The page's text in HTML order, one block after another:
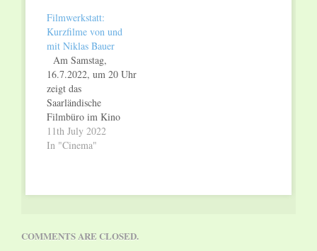
Filmwerkstatt:
Kurzfilme von und
mit Niklas Bauer
Am Samstag,
16.7.2022, um 20 Uhr
zeigt das
Saarländische
Filmbüro im Kino
achteinhalb in
Saarbrücken
Publikum anwesend
sein. Moderation:
11th July 2022
In "Cinema"
COMMENTS ARE CLOSED.